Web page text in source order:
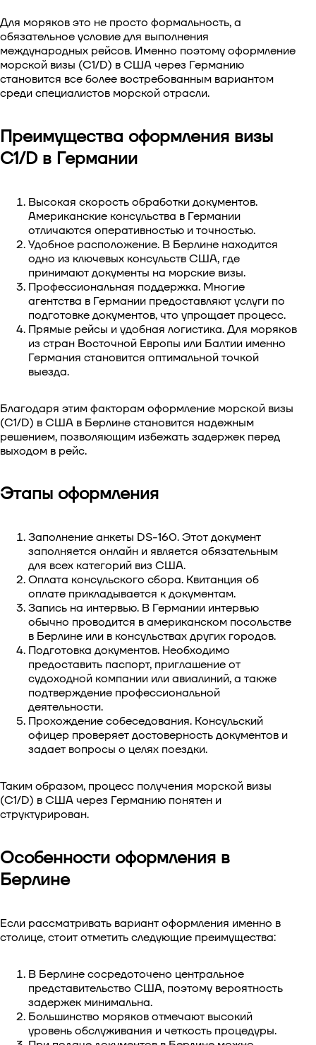
Для моряков это не просто формальность, а
обязательное условие для выполнения
международных рейсов. Именно поэтому оформление
морской визы (C1/D) в США через Германию
становится все более востребованным вариантом
среди специалистов морской отрасли.
Преимущества оформления визы
C1/D в Германии
Высокая скорость обработки документов.
Американские консульства в Германии
отличаются оперативностью и точностью.
Удобное расположение. В Берлине находится
одно из ключевых консульств США, где
принимают документы на морские визы.
Профессиональная поддержка. Многие
агентства в Германии предоставляют услуги по
подготовке документов, что упрощает процесс.
Прямые рейсы и удобная логистика. Для моряков
из стран Восточной Европы или Балтии именно
Германия становится оптимальной точкой
выезда.
Благодаря этим факторам оформление морской визы
(C1/D) в США в Берлине становится надежным
решением, позволяющим избежать задержек перед
выходом в рейс.
Этапы оформления
Заполнение анкеты DS-160. Этот документ
заполняется онлайн и является обязательным
для всех категорий виз США.
Оплата консульского сбора. Квитанция об
оплате прикладывается к документам.
Запись на интервью. В Германии интервью
обычно проводится в американском посольстве
в Берлине или в консульствах других городов.
Подготовка документов. Необходимо
предоставить паспорт, приглашение от
судоходной компании или авиалиний, а также
подтверждение профессиональной
деятельности.
Прохождение собеседования. Консульский
офицер проверяет достоверность документов и
задает вопросы о целях поездки.
Таким образом, процесс получения морской визы
(C1/D) в США через Германию понятен и
структурирован.
Особенности оформления в
Берлине
Если рассматривать вариант оформления именно в
столице, стоит отметить следующие преимущества:
В Берлине сосредоточено центральное
представительство США, поэтому вероятность
задержек минимальна.
Большинство моряков отмечают высокий
уровень обслуживания и четкость процедуры.